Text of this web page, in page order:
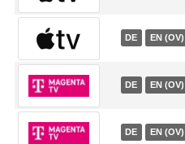
DE EN (OV)
DE EN (OV)
DE EN (OV)